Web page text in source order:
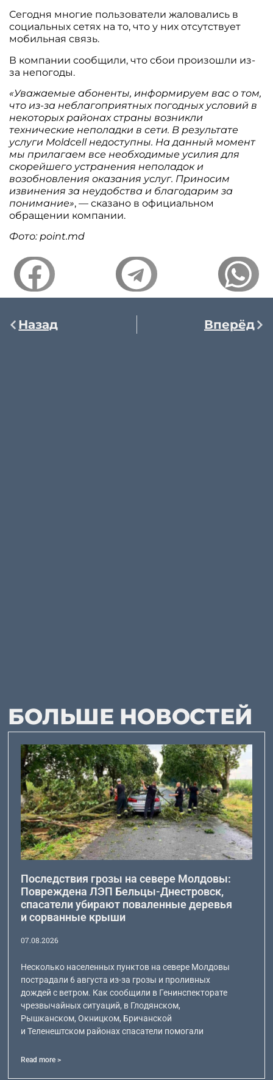
Сегодня многие пользователи жаловались в
социальных сетях на то, что у них отсутствует
мобильная связь.
В компании сообщили, что сбои произошли из-
за непогоды.
«Уважаемые абоненты, информируем вас о том,
что из-за неблагоприятных погодных условий в
некоторых районах страны возникли
технические неполадки в сети. В результате
услуги Moldcell недоступны. На данный момент
мы прилагаем все необходимые усилия для
скорейшего устранения неполадок и
возобновления оказания услуг. Приносим
извинения за неудобства и благодарим за
понимание», — сказано в официальном
обращении компании.
Фото: point.md
Назад Вперёд
БОЛЬШЕ НОВОСТЕЙ
Последствия грозы на севере Молдовы:
Повреждена ЛЭП Бельцы-Днестровск,
спасатели убирают поваленные деревья
и сорванные крыши
07.08.2026
Несколько населенных пунктов на севере Молдовы
пострадали 6 августа из-за грозы и проливных
дождей с ветром. Как сообщили в Генинспекторате
чрезвычайных ситуаций, в Глодянском,
Рышканском, Окницком, Бричанской
и Теленештском районах спасатели помогали
Read more >